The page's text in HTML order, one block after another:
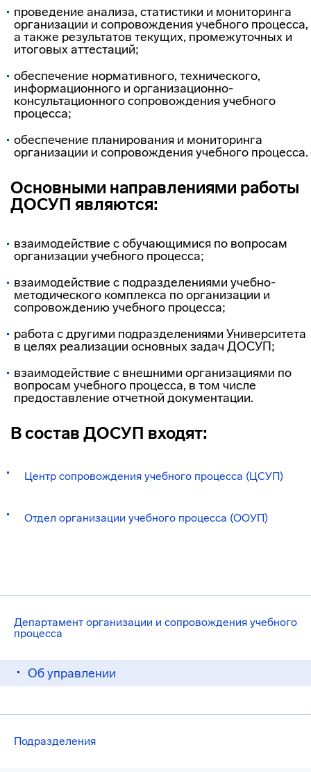
Департамент организации и сопровождения учебного
процесса
Об управлении
Подразделения
проведение анализа, статистики и мониторинга
организации и сопровождения учебного процесса,
а также результатов текущих, промежуточных и
итоговых аттестаций;
обеспечение нормативного, технического,
информационного и организационно-
консультационного сопровождения учебного
процесса;
обеспечение планирования и мониторинга
организации и сопровождения учебного процесса.
Основными направлениями работы
ДОСУП являются:
взаимодействие с обучающимися по вопросам
организации учебного процесса;
взаимодействие с подразделениями учебно-
методического комплекса по организации и
сопровождению учебного процесса;
работа с другими подразделениями Университета
в целях реализации основных задач ДОСУП;
взаимодействие с внешними организациями по
вопросам учебного процесса, в том числе
предоставление отчетной документации.
В состав ДОСУП входят:
Центр сопровождения учебного процесса (ЦСУП)
Отдел организации учебного процесса (ООУП)